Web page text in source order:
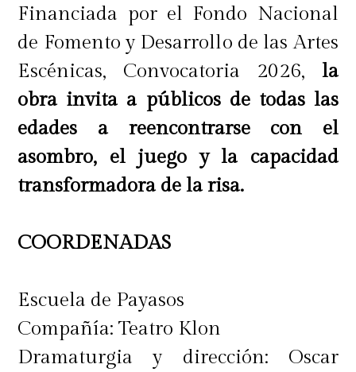
Financiada por el Fondo Nacional
de Fomento y Desarrollo de las Artes
Escénicas, Convocatoria 2026, la
obra invita a públicos de todas las
edades a reencontrarse con el
asombro, el juego y la capacidad
transformadora de la risa.
COORDENADAS
Escuela de Payasos
Compañía: Teatro Klon
Dramaturgia y dirección: Oscar